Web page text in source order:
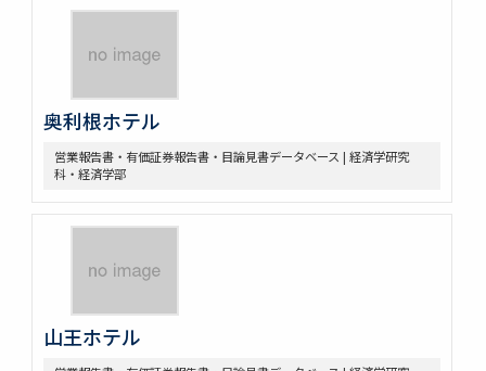
奥利根ホテル
営業報告書・有価証券報告書・目論見書データベース | 経済学研究
科・経済学部
山王ホテル